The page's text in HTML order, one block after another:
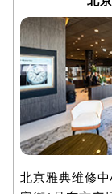
北京雅典维修